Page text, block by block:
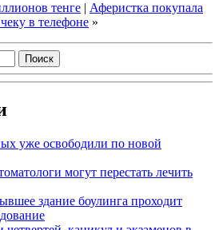
тенге | Аферистка покупала
в телефоне »
уже освободили по новой
могут перестать лечить
здание боулинга проходит